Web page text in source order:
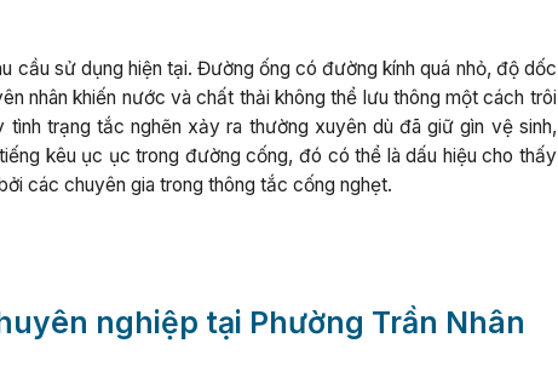
cầu sử dụng hiện tại. Đường ống có đường kính quá nhỏ, độ dốc
nhân khiến nước và chất thải không thể lưu thông một cách trôi
trạng tắc nghẽn xảy ra thường xuyên dù đã giữ gìn vệ sinh,
kêu ục ục trong đường cống, đó có thể là dấu hiệu cho thấy
các chuyên gia trong thông tắc cống nghẹt.
nghiệp tại Phường Trần Nhân